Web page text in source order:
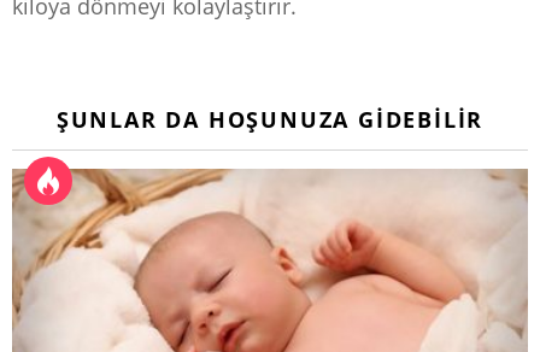
kiloya dönmeyi kolaylaştırır.
ŞUNLAR DA HOŞUNUZA GIDEBILIR